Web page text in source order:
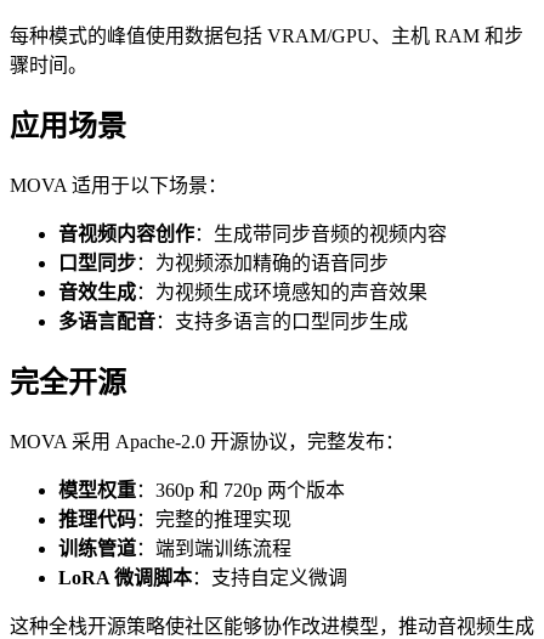
每种模式的峰值使用数据包括 VRAM/GPU、主机 RAM 和步
骤时间。
应用场景
MOVA 适用于以下场景：
音视频内容创作：生成带同步音频的视频内容
口型同步：为视频添加精确的语音同步
音效生成：为视频生成环境感知的声音效果
多语言配音：支持多语言的口型同步生成
完全开源
MOVA 采用 Apache-2.0 开源协议，完整发布：
模型权重：360p 和 720p 两个版本
推理代码：完整的推理实现
训练管道：端到端训练流程
LoRA 微调脚本：支持自定义微调
这种全栈开源策略使社区能够协作改进模型，推动音视频生成